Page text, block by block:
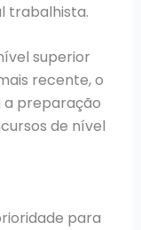
trabalhista.
superior
recente, o
a preparação
de nível
para